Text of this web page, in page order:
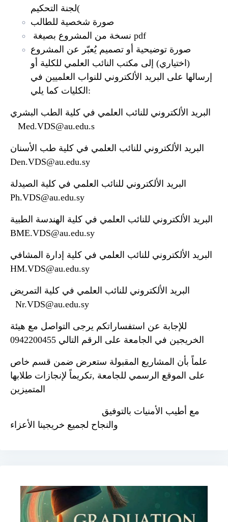
لجنة التحكيم(
صورة شخصية للطالب
pdf
صورة توضيحية أو تصميم يُعبّر عن المشروع
(اختياري( إلى مكتب النائب العلمي للكلية أو
إرسالها على البريد الألكتروني للنواب العلميين في
الكليات كما يلي:
البريد الألكتروني للنائب العلمي في كلية الطب البشري
Med.VDS@au.edu.s
Den.VDS@au.edu.sy
Ph.VDS@au.edu.sy
BME.VDS@au.edu.sy
HM.VDS@au.edu.sy
البريد الألكتروني للنائب العلمي في كلية التمريض
Nr.VDS@au.edu.sy
للإجابة عن استفساراتكم يرجى التواصل مع هيئة
الخريجين في الجامعة على الرقم التالي 0942200455
علماً بأن المشاريع المقبولة ستعرض ضمن قسم خاص
على الموقع الرسمي للجامعة ,تكريماً لإنجازات طلابها
المتميزين
والنجاح لجميع خريجينا الأعزاء